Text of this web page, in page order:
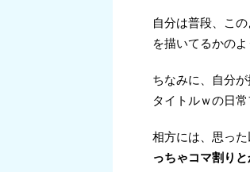
自分は普段、こ
を描いてるかの
ちなみに、自分
タイトルｗの日
相方には、思っ
っちゃコマ割り